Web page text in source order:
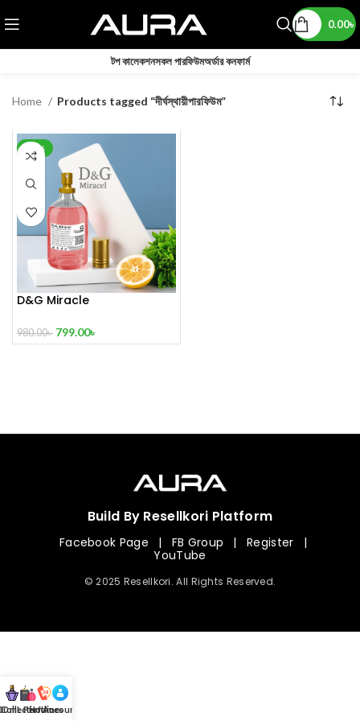
0.00৳
টপ কালেকশনসকল পারফিউমঅর্ডার কনফার্ম
Home Products tagged “দীর্ঘস্থায়ীপারফিউম”
-18%
D&G Miracle
980.00৳ 799.00৳
Build By Resellkori Platform
Facebook Page | FB Group | Register
|
YouTube
© 2025 Resellkori. All Rights Reserved.
mL Perfumes
Hotline
Account